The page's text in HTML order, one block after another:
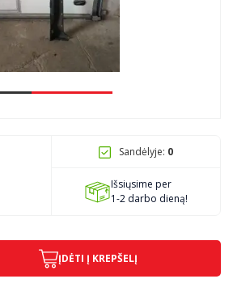
g. 124, Kelmės raj.
Sandėlyje: 0
Išsiųsime per
1-2 darbo dieną!
ĮDĖTI Į KREPŠELĮ